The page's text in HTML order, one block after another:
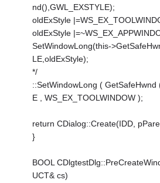
nd(),GWL_EXSTYLE);
oldExStyle
oldExStyle
SetWindowLong(this-
LE,oldExStyle);
*/
::SetWindowLong ( GetSafeHwnd
E , WS_EX_TOOLWINDOW );
return CDialog::Create(IDD,
}
BOOL
UCT& cs)